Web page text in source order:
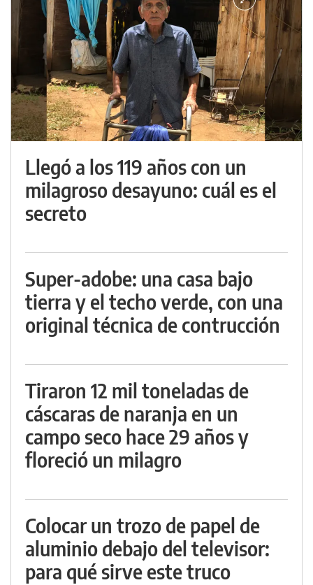
Llegó a los 119 años con un
milagroso desayuno: cuál es el
secreto
Super-adobe: una casa bajo
tierra y el techo verde, con una
original técnica de contrucción
Tiraron 12 mil toneladas de
cáscaras de naranja en un
campo seco hace 29 años y
floreció un milagro
Colocar un trozo de papel de
aluminio debajo del televisor:
para qué sirve este truco